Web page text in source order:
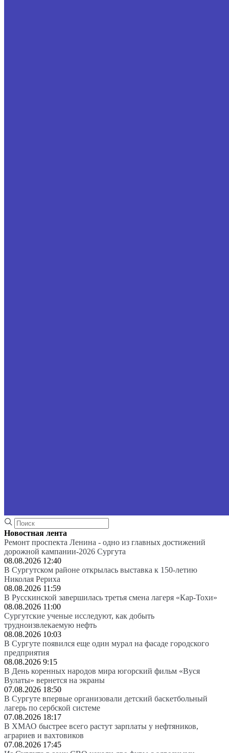
Новостная лента
Ремонт проспекта Ленина - одно из главных достижений
дорожной кампании-2026 Сургута
08.08.2026 12:40
В Сургутском районе открылась выставка к 150-летию
Николая Рериха
08.08.2026 11:59
В Русскинской завершилась третья смена лагеря «Кар-Тохи»
08.08.2026 11:00
Сургутские ученые исследуют, как добыть
трудноизвлекаемую нефть
08.08.2026 10:03
В Сургуте появился еще один мурал на фасаде городского
предприятия
08.08.2026 9:15
В День коренных народов мира югорский фильм «Вуся
Вулаты» вернется на экраны
07.08.2026 18:50
В Сургуте впервые организовали детский баскетбольный
лагерь по сербской системе
07.08.2026 18:17
В ХМАО быстрее всего растут зарплаты у нефтяников,
аграриев и вахтовиков
07.08.2026 17:45